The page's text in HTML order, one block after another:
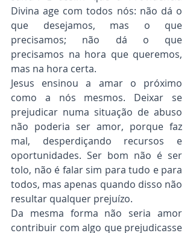
Divina age com todos nós: não dá o
que desejamos, mas o que
precisamos; não dá o que
precisamos na hora que queremos,
mas na hora certa.
Jesus ensinou a amar o próximo
como a nós mesmos. Deixar se
prejudicar numa situação de abuso
não poderia ser amor, porque faz
mal, desperdiçando recursos e
oportunidades. Ser bom não é ser
tolo, não é falar sim para tudo e para
todos, mas apenas quando disso não
resultar qualquer prejuízo.
Da mesma forma não seria amor
contribuir com algo que prejudicasse